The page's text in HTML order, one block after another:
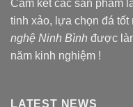
Cam kết các sản phẩm
tinh xảo, lựa chọn đá tốt
nghệ Ninh Bình được
năm kinh nghiệm !
LATEST NEWS